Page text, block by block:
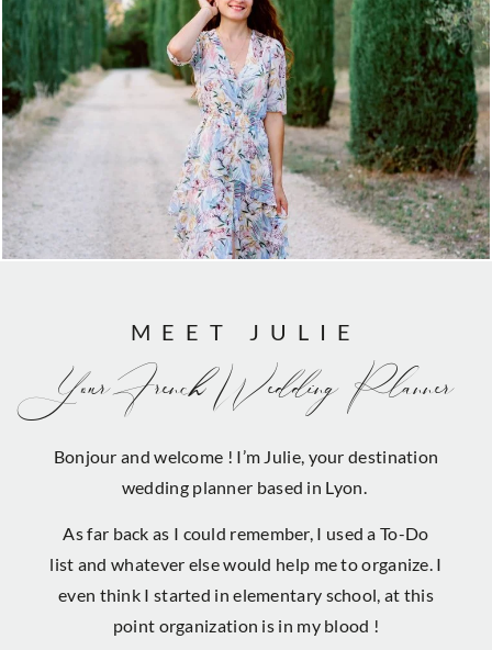
MEET JULIE
Your French Wedding Planner
Bonjour and welcome ! I’m Julie, your destination
wedding planner based in Lyon.
As far back as I could remember, I used a To-Do
list and whatever else would help me to organize. I
even think I started in elementary school, at this
point organization is in my blood !